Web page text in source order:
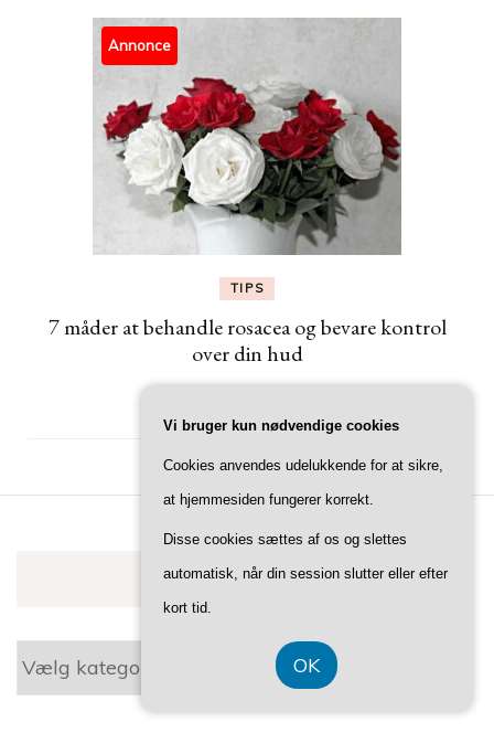
Annonce
TIPS
7 måder at behandle rosacea og bevare kontrol
over din hud
KATEGORIER
Kategorier
Vi bruger kun nødvendige cookies
Cookies anvendes udelukkende for at sikre,
at hjemmesiden fungerer korrekt.
Disse cookies sættes af os og slettes
automatisk, når din session slutter eller efter
kort tid.
OK